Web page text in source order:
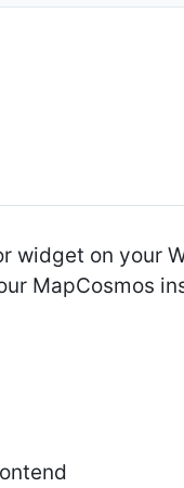
widget on your
MapCosmos